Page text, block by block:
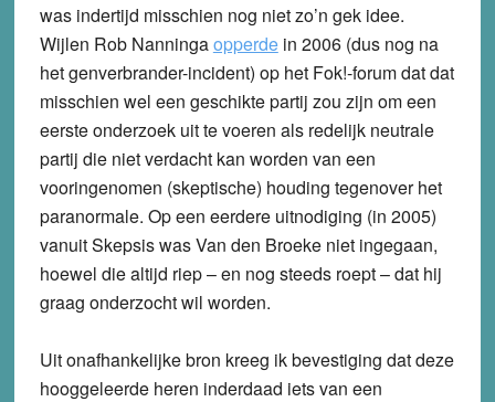
was indertijd misschien nog niet zo’n gek idee.
Wijlen Rob Nanningaopperdein 2006 (dus nog na
het genverbrander-incident) op het Fok!-forum dat dat
misschien wel een geschikte partij zou zijn om een
eerste onderzoek uit te voeren als redelijk neutrale
partij die niet verdacht kan worden van een
vooringenomen (skeptische) houding tegenover het
paranormale. Op een eerdere uitnodiging (in 2005)
vanuit Skepsis was Van den Broeke niet ingegaan,
hoewel die altijd riep – en nog steeds roept – dat hij
graag onderzocht wil worden.
Uit onafhankelijke bron kreeg ik bevestiging dat deze
hooggeleerde heren inderdaad iets van een